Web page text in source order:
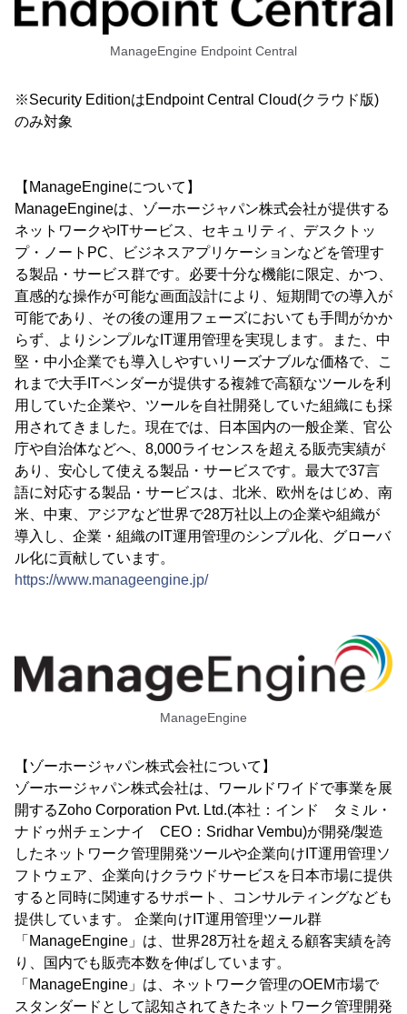
ManageEngine Endpoint Central
※Security EditionはEndpoint Central Cloud(クラウド版)
のみ対象
【ManageEngineについて】
ManageEngineは、ゾーホージャパン株式会社が提供する
ネットワークやITサービス、セキュリティ、デスクトッ
プ・ノートPC、ビジネスアプリケーションなどを管理す
る製品・サービス群です。必要十分な機能に限定、かつ、
直感的な操作が可能な画面設計により、短期間での導入が
可能であり、その後の運用フェーズにおいても手間がかか
らず、よりシンプルなIT運用管理を実現します。また、中
堅・中小企業でも導入しやすいリーズナブルな価格で、こ
れまで大手ITベンダーが提供する複雑で高額なツールを利
用していた企業や、ツールを自社開発していた組織にも採
用されてきました。現在では、日本国内の一般企業、官公
庁や自治体などへ、8,000ライセンスを超える販売実績が
あり、安心して使える製品・サービスです。最大で37言
語に対応する製品・サービスは、北米、欧州をはじめ、南
米、中東、アジアなど世界で28万社以上の企業や組織が
導入し、企業・組織のIT運用管理のシンプル化、グローバ
ル化に貢献しています。
https://www.manageengine.jp/
ManageEngine
【ゾーホージャパン株式会社について】
ゾーホージャパン株式会社は、ワールドワイドで事業を展
開するZoho Corporation Pvt. Ltd.(本社：インド タミル・
ナドゥ州チェンナイ CEO：Sridhar Vembu)が開発/製造
したネットワーク管理開発ツールや企業向けIT運用管理ソ
フトウェア、企業向けクラウドサービスを日本市場に提供
すると同時に関連するサポート、コンサルティングなども
提供しています。 企業向けIT運用管理ツール群
「ManageEngine」は、世界28万社を超える顧客実績を誇
り、国内でも販売本数を伸ばしています。
「ManageEngine」は、ネットワーク管理のOEM市場で
スタンダードとして認知されてきたネットワーク管理開発